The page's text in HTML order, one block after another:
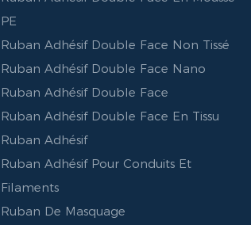
PE
Ruban Adhésif Double Face Non Tissé
Ruban Adhésif Double Face Nano
Ruban Adhésif Double Face
Ruban Adhésif Double Face En Tissu
Ruban Adhésif
Ruban Adhésif Pour Conduits Et
Filaments
Ruban De Masquage